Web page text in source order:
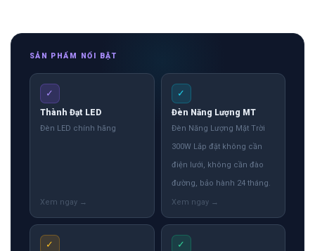
SẢN PHẨM NỔI BẬT
✓
Thành Đạt LED
Đèn LED chính hãng
✓
Đèn Năng Lượng MT
Đèn Năng Lượng Mặt Trời
300W Lắp đặt không cần
điện lưới, không cần đào
đường, bảo hành 24 tháng.
✓ ✓